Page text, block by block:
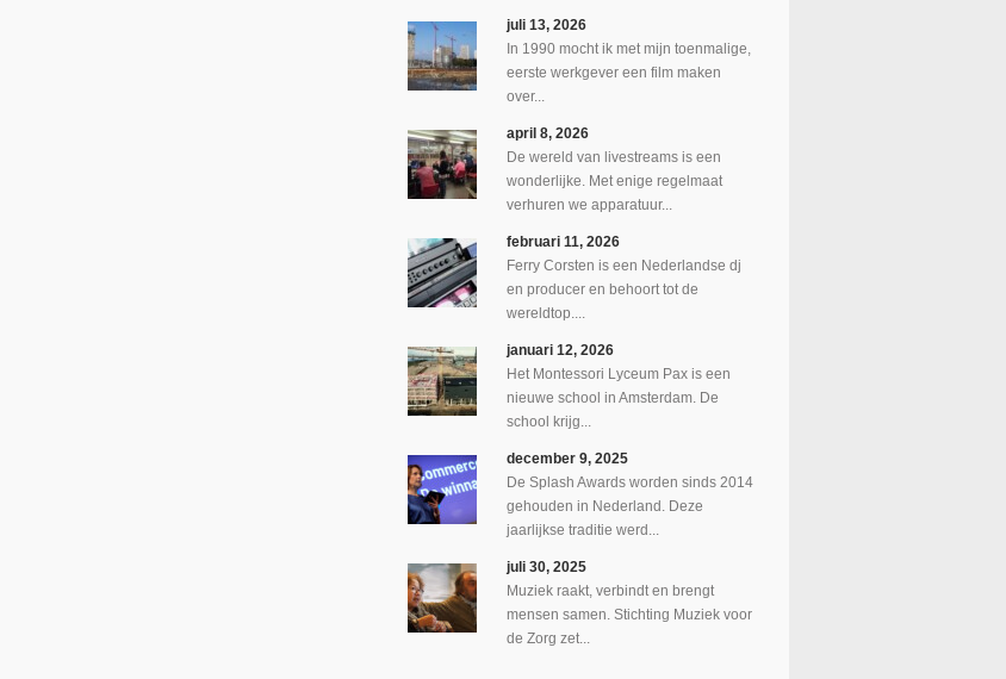
juli 13, 2026
In 1990 mocht ik met mijn toenmalige,
eerste werkgever een film maken
over...
april 8, 2026
De wereld van livestreams is een
wonderlijke. Met enige regelmaat
verhuren we apparatuur...
februari 11, 2026
Ferry Corsten is een Nederlandse dj
en producer en behoort tot de
wereldtop....
januari 12, 2026
Het Montessori Lyceum Pax is een
nieuwe school in Amsterdam. De
school krijg...
december 9, 2025
De Splash Awards worden sinds 2014
gehouden in Nederland. Deze
jaarlijkse traditie werd...
juli 30, 2025
Muziek raakt, verbindt en brengt
mensen samen. Stichting Muziek voor
de Zorg zet...